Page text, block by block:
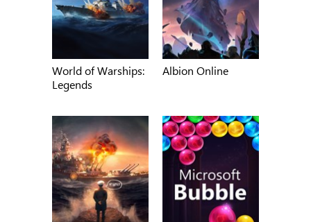
World of Warships:
Legends
Albion Online